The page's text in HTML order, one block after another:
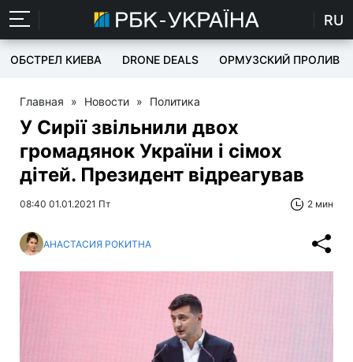
RU
ОБСТРЕЛ КИЕВА DRONE DEALS ОРМУЗСКИЙ ПРОЛИВ
Главная » Новости » Политика
У Сирії звільнили двох
громадянок України і сімох
дітей. Президент відреагував
08:40 01.01.2021 Пт 2 мин
АНАСТАСИЯ РОКИТНА